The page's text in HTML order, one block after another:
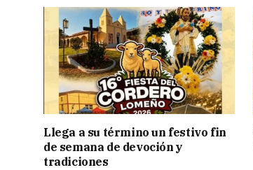
Llega a su término un festivo fin
de semana de devoción y
tradiciones